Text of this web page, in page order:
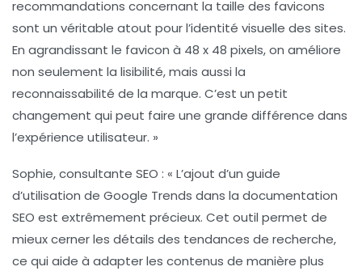
recommandations concernant la taille des favicons
sont un véritable atout pour l’identité visuelle des sites.
En agrandissant le favicon à 48 x 48 pixels, on améliore
non seulement la lisibilité, mais aussi la
reconnaissabilité de la marque. C’est un petit
changement qui peut faire une grande différence dans
l’expérience utilisateur. »
Sophie, consultante SEO : « L’ajout d’un guide
d’utilisation de Google Trends dans la documentation
SEO est extrêmement précieux. Cet outil permet de
mieux cerner les détails des tendances de recherche,
ce qui aide à adapter les contenus de manière plus